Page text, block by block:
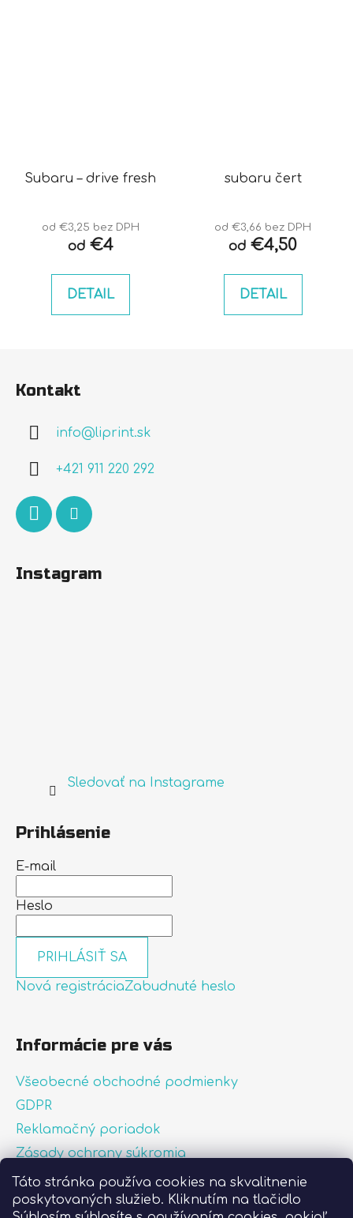
Táto stránka používa cookies na skvalitnenie
poskytovaných služieb. Kliknutím na tlačidlo
Subaru – drive fresh
od €3,25 bez DPH
od€4
DETAIL
subaru čert
od €3,66 bez DPH
od €4,50
DETAIL
Kontakt
info@liprint.sk
+421 911 220 292
Instagram
Sledovať na Instagrame
Prihlásenie
E-mail
Heslo
PRIHLÁSIŤ SA
Nová registráciaZabudnuté heslo
Informácie pre vás
Všeobecné obchodné podmienky
GDPR
Reklamačný poriadok
Zásady ochrany súkromia
Zásady používania súborov cookies
O nás